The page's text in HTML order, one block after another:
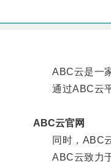
ABC云是一家
通过ABC云平
ABC云官网
同时，ABC云
ABC云致力于